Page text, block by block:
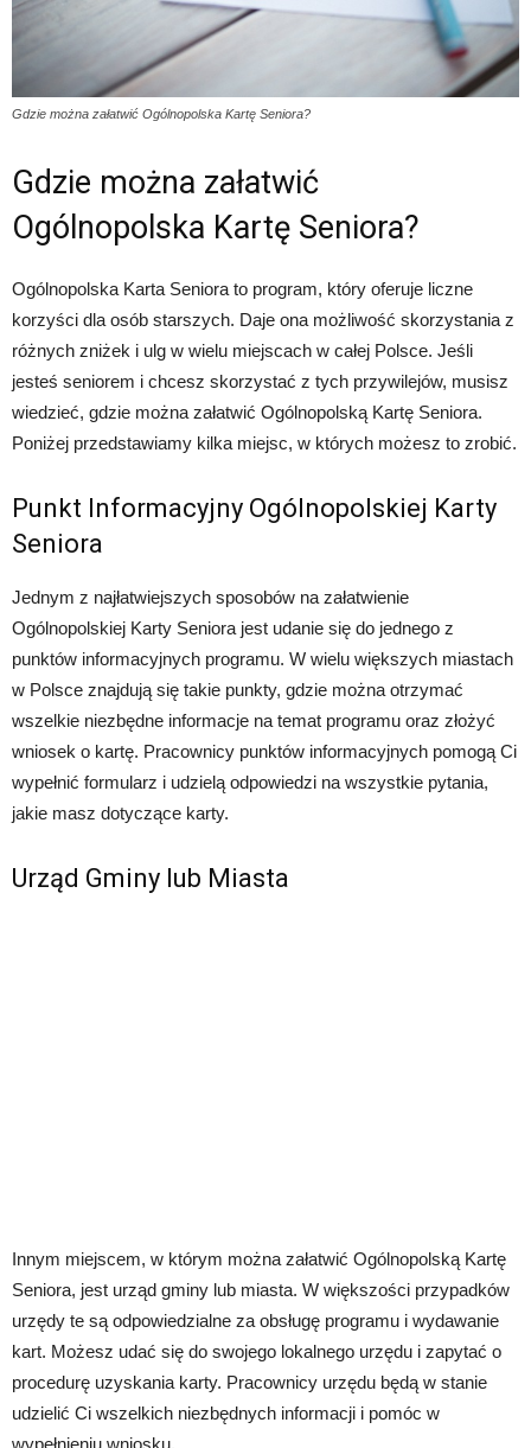
Gdzie można załatwić Ogólnopolska Kartę Seniora?
Gdzie można załatwić
Ogólnopolska Kartę Seniora?
Ogólnopolska Karta Seniora to program, który oferuje liczne
korzyści dla osób starszych. Daje ona możliwość skorzystania z
różnych zniżek i ulg w wielu miejscach w całej Polsce. Jeśli
jesteś seniorem i chcesz skorzystać z tych przywilejów, musisz
wiedzieć, gdzie można załatwić Ogólnopolską Kartę Seniora.
Poniżej przedstawiamy kilka miejsc, w których możesz to zrobić.
Punkt Informacyjny Ogólnopolskiej Karty
Seniora
Jednym z najłatwiejszych sposobów na załatwienie
Ogólnopolskiej Karty Seniora jest udanie się do jednego z
punktów informacyjnych programu. W wielu większych miastach
w Polsce znajdują się takie punkty, gdzie można otrzymać
wszelkie niezbędne informacje na temat programu oraz złożyć
wniosek o kartę. Pracownicy punktów informacyjnych pomogą Ci
wypełnić formularz i udzielą odpowiedzi na wszystkie pytania,
jakie masz dotyczące karty.
Urząd Gminy lub Miasta
Innym miejscem, w którym można załatwić Ogólnopolską Kartę
Seniora, jest urząd gminy lub miasta. W większości przypadków
urzędy te są odpowiedzialne za obsługę programu i wydawanie
kart. Możesz udać się do swojego lokalnego urzędu i zapytać o
procedurę uzyskania karty. Pracownicy urzędu będą w stanie
udzielić Ci wszelkich niezbędnych informacji i pomóc w
wypełnieniu wniosku.